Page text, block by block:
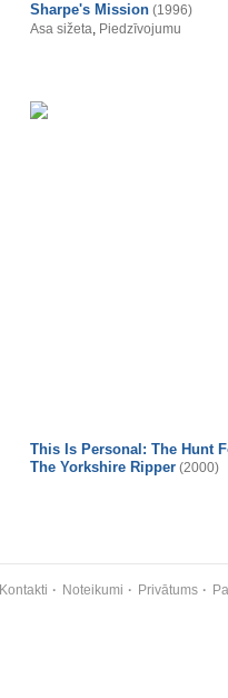
Sharpe's Mission (1996)
Asa sižeta, Piedzīvojumu
This Is Personal: The Hunt
The Yorkshire Ripper (2000)
Kontakti Noteikumi Privātums